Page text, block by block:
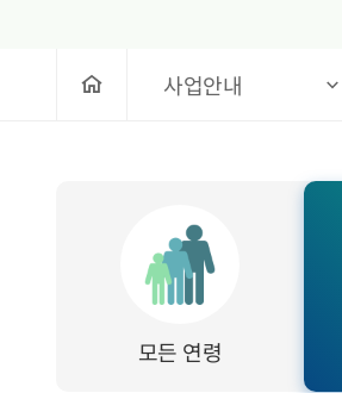
처음으로사업안내
모든 연령